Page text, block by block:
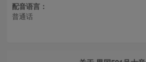
配音语言：
普通话